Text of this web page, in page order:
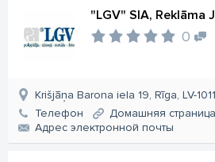
"LGV" SIA, Reklāma
0
Krišjāņa Barona iela 19, Rīga, LV-1011
Телефон
Домашняя страница
Aдрес электронной почты